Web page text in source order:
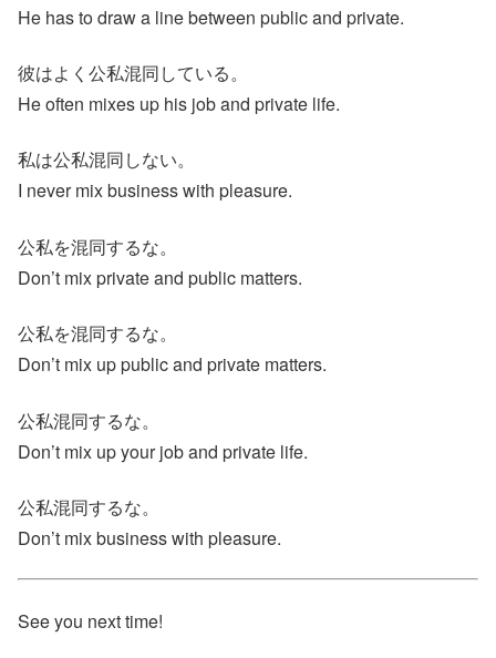
He has to draw a line between public and private.
彼はよく公私混同している。
He often mixes up his job and private life.
私は公私混同しない。
I never mix business with pleasure.
公私を混同するな。
Don’t mix private and public matters.
公私を混同するな。
Don’t mix up public and private matters.
公私混同するな。
Don’t mix up your job and private life.
公私混同するな。
Don’t mix business with pleasure.
See you next time!